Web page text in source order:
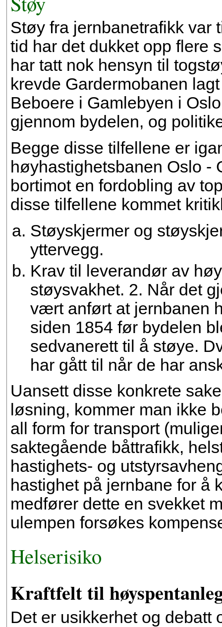
Støy fra jernbanetrafikk var
tid har det dukket opp flere
har tatt nok hensyn til
krevde Gardermobanen
Beboere i Gamlebyen i
gjennom bydelen, og
Begge disse tilfellene er
høyhastighetsbanen Oslo -
bortimot en fordobling av
disse tilfellene kommet
Støyskjermer og
yttervegg.
Krav til leverandør av
støysvakhet. 2. Når det
vært anført at jernbanen
siden 1854 før bydelen
sedvanerett til å støye.
har gått til når de har
Uansett disse konkrete
løsning, kommer man ikke
all form for transport
saktegående båttrafikk,
hastighets- og
hastighet på jernbane for å
medfører dette en svekket
ulempen forsøkes
Helserisiko
Kraftfelt til
Det er usikkerhet og debatt